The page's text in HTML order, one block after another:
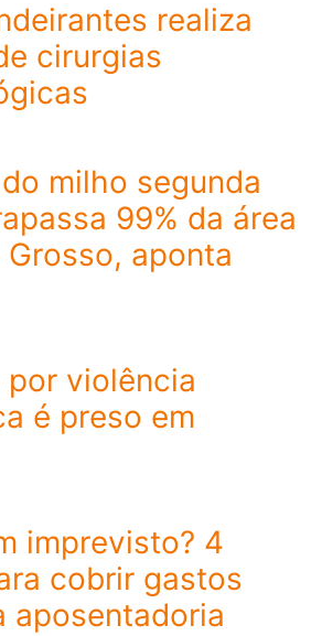
realiza
cirurgias
milho segunda
99% da área
aponta
por violência
é preso em
imprevisto? 4
cobrir gastos
aposentadoria